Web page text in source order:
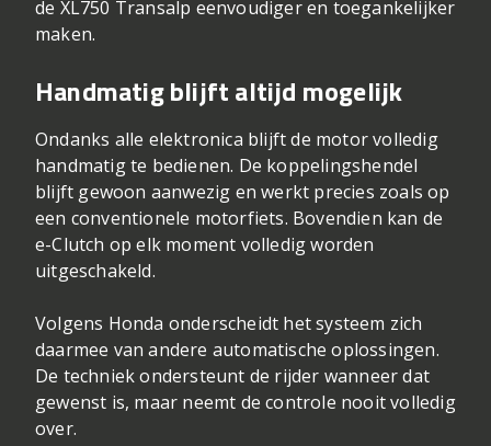
de XL750 Transalp eenvoudiger en toegankelijker
maken.
Handmatig blijft altijd mogelijk
Ondanks alle elektronica blijft de motor volledig
handmatig te bedienen. De koppelingshendel
blijft gewoon aanwezig en werkt precies zoals op
een conventionele motorfiets. Bovendien kan de
e-Clutch op elk moment volledig worden
uitgeschakeld.
Volgens Honda onderscheidt het systeem zich
daarmee van andere automatische oplossingen.
De techniek ondersteunt de rijder wanneer dat
gewenst is, maar neemt de controle nooit volledig
over.